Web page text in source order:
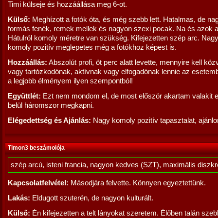
Timi külseje és hozzáállása meg 6-ot.
Külső: Meghízott a fotók óta, és még szebb lett. Hatalmas, de
formás fenék, remek mellek és nagyon szexi pocak. Na és azok
Hátulról komoly méretre van szükség. Kifejezetten szép arc.
komoly pozitív meglepetes még a fotókhoz képest is.
Hozzáállás: Abszolút profi, öt perc alatt levette, mennyire kell
vagy tartózkodónak, aktívnak vagy elfogadónak lennie az
a legjobb élményem ilyen szempontból!
Együttlét: Ezt nem mondom el, de most először akartam valakit
belül háromszor megkapni.
Elégedettség és Ajánlás: Nagy komoly pozitív tapasztalat,
Timon3 beszámolója
szép arcú, isteni francia, nagyon kedves (SZT), maximális
Kapcsolatfelvétel: Másodjára felvette. Könnyen egyeztettünk.
Lakás: Eldugott szuterén, de nagyon kulturált.
Külső: Én kifejezetten a telt lányokat szeretem. Élőben talán